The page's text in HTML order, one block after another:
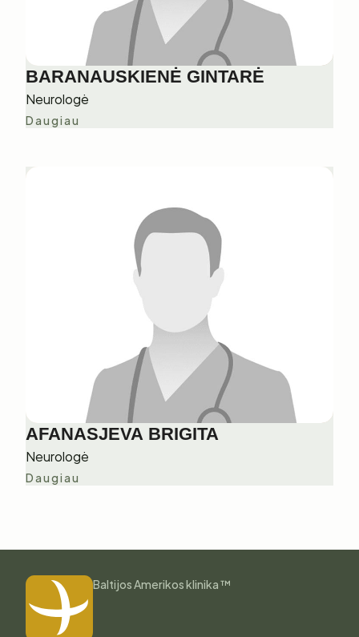
BARANAUSKIENĖ GINTARĖ
Neurologė
Daugiau
AFANASJEVA BRIGITA
Neurologė
Daugiau
Baltijos Amerikos klinika ™